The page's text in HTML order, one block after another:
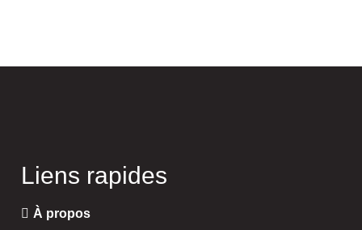
Liens rapides
À propos